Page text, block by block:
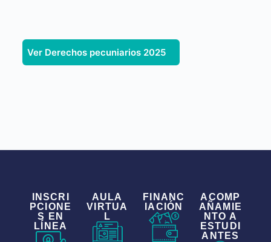
Ver Derechos pecuniarios 2025
INSCRI
PCIONE
S EN
LÍNEA
AULA
VIRTUA
L
FINANC
IACIÓN
ACOMP
AÑAMIE
NTO A
ESTUDI
ANTES